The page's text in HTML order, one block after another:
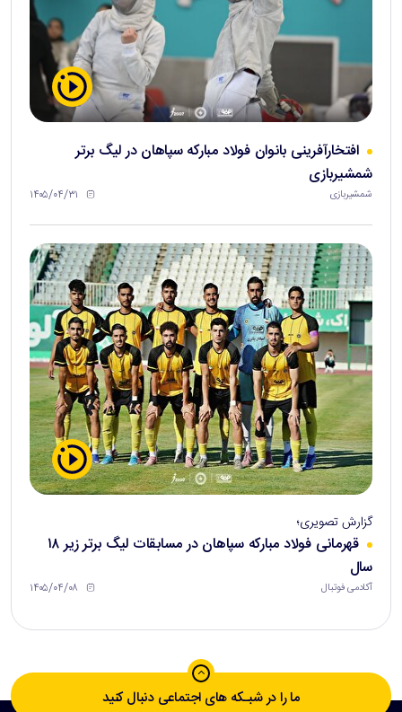
افتخارآفرینی بانوان فولاد مبارکه سپاهان در لیگ برتر
شمشیربازی
شمشیربازی ۱۴۰۵/۰۴/۳۱
گزارش تصویری؛
قهرمانی فولاد مبارکه سپاهان در مسابقات لیگ برتر زیر ۱۸
سال
آکادمی فوتبال ۱۴۰۵/۰۴/۰۸
ما را در شبـکه های اجتماعی دنبال کنید